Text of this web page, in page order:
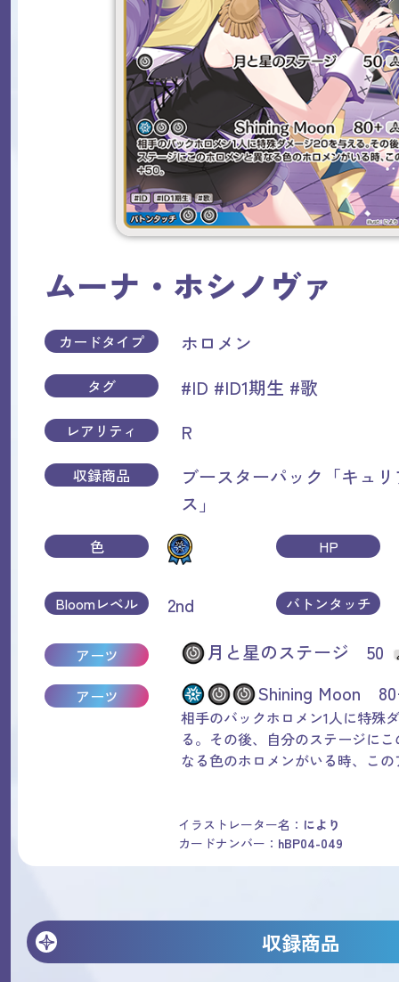
ムーナ・ホシノヴァ
カードタイプ ホロメン
タグ #ID #ID1期生 #歌
レアリティ R
収録商品
ブースターパック「キュ
ス」
色 HP
Bloomレベル 2nd バトンタッチ
アーツ 月と星のステージ 50
アーツ Shining Moon
相手のバックホロメン1人に特殊
る。その後、自分のステージに
なる色のホロメンがいる時、こ
イラストレーター名： により
カードナンバー： hBP04-049
収録商品